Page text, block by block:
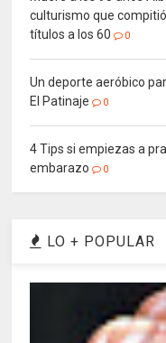
culturismo que
títulos a los 60
0
Un deporte aeróbico
El Patinaje
0
4 Tips si empiezas a
embarazo
0
LO + POPULAR